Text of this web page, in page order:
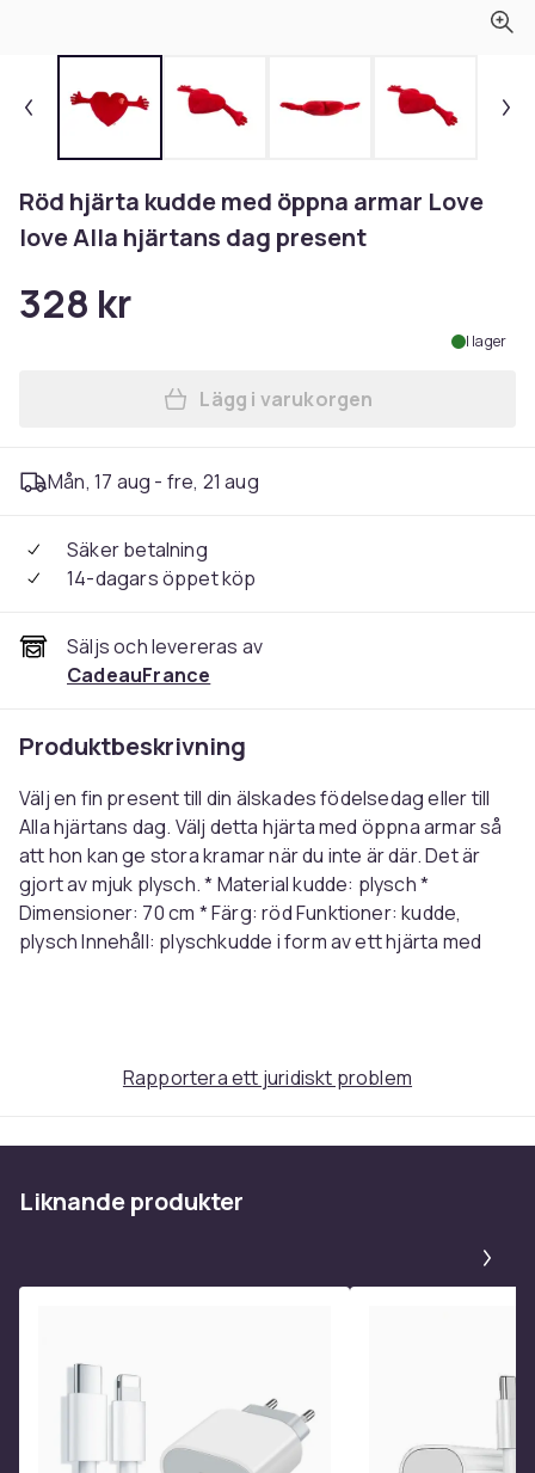
Röd hjärta kudde med öppna armar Love
love Alla hjärtans dag present
328 kr
I lager
Lägg till Röd hjärta kudde
Lägg i varukorgen
Mån, 17 aug - fre, 21 aug
Säker betalning
14-dagars öppet köp
Säljs och levereras av
CadeauFrance
Produktbeskrivning
Välj en fin present till din älskades födelsedag eller till
Alla hjärtans dag. Välj detta hjärta med öppna armar så
att hon kan ge stora kramar när du inte är där. Det är
gjort av mjuk plysch. * Material kudde: plysch *
Dimensioner: 70 cm * Färg: röd Funktioner: kudde,
plysch Innehåll: plyschkudde i form av ett hjärta med
Produktsäkerhetsinformation
Rapportera ett juridiskt problem
Liknande produkter